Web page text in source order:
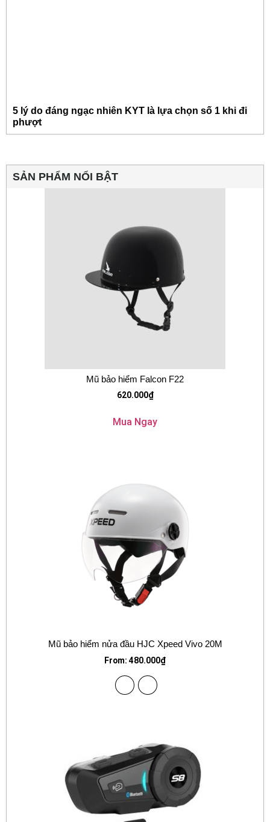
5 lý do đáng ngạc nhiên KYT là lựa chọn số 1 khi đi
phượt
SẢN PHẨM NỔI BẬT
Mũ bảo hiểm Falcon F22
620.000₫
Mua Ngay
Mũ bảo hiểm nửa đầu HJC Xpeed Vivo 20M
From: 480.000₫